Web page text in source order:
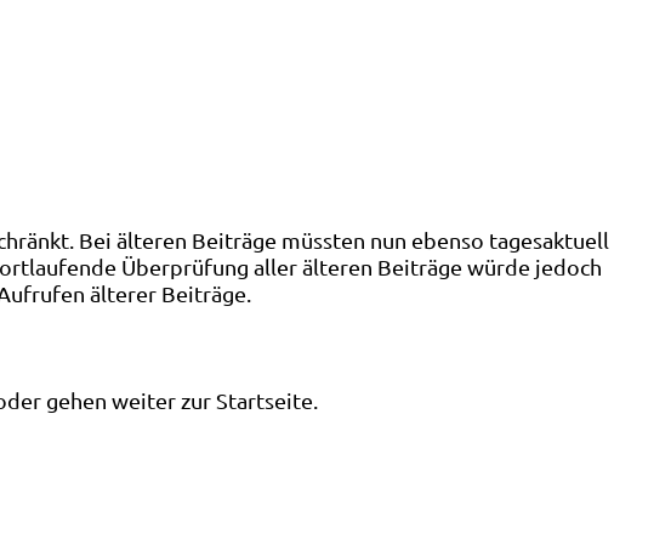
Bei älteren Beiträge müssten nun ebenso tagesaktuell
Überprüfung aller älteren Beiträge würde jedoch
älterer Beiträge.
gehen weiter zur Startseite.